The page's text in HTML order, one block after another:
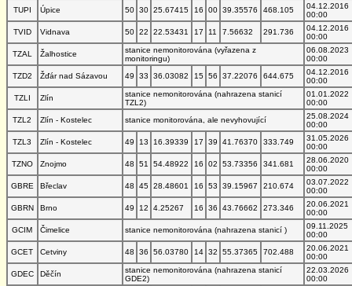
TUPI
Úpice 50 30 25.67415 16 00 39.35576 468.105
04.12.2016
00:00
TVID
Vidnava 50 22 22.53431 17 11 7.56632 291.736
04.12.2016
00:00
TZAL
Žalhostice
stanice nemonitorována (vyřazena z
monitoringu)
06.08.2023
00:00
TZD2
Žďár nad Sázavou 49 33 36.03082 15 56 37.22076 644.675
04.12.2016
00:00
TZLI
Zlín
stanice nemonitorována (nahrazena stanicí
TZL2)
01.01.2022
00:00
TZL2
Zlín - Kostelec stanice monitorována, ale nevyhovující
25.08.2024
00:00
TZL3
Zlín - Kostelec 49 13 16.39339 17 39 41.76370 333.749
31.05.2026
00:00
TZNO
Znojmo 48 51 54.48922 16 02 53.73356 341.681
28.06.2020
00:00
GBRE
Břeclav 48 45 28.48601 16 53 39.15967 210.674
03.07.2022
00:00
GBRN
Brno 49 12 4.25267 16 36 43.76662 273.346
20.06.2021
00:00
GCIM
Čimelice stanice nemonitorována (nahrazena stanicí )
09.11.2025
00:00
GCET
Cetviny 48 36 56.03780 14 32 55.37365 702.488
20.06.2021
00:00
GDEC
Děčín
stanice nemonitorována (nahrazena stanicí
GDE2)
22.03.2026
00:00